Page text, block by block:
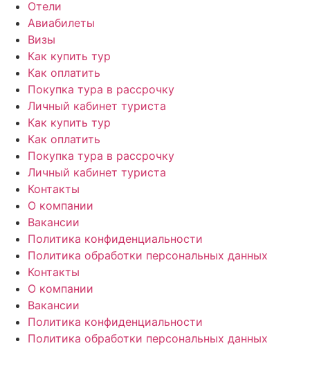
Отели
Авиабилеты
Визы
Как купить тур
Как оплатить
Покупка тура в рассрочку
Личный кабинет туриста
Как купить тур
Как оплатить
Покупка тура в рассрочку
Личный кабинет туриста
Контакты
О компании
Вакансии
Политика конфиденциальности
Политика обработки персональных данных
Контакты
О компании
Вакансии
Политика конфиденциальности
Политика обработки персональных данных